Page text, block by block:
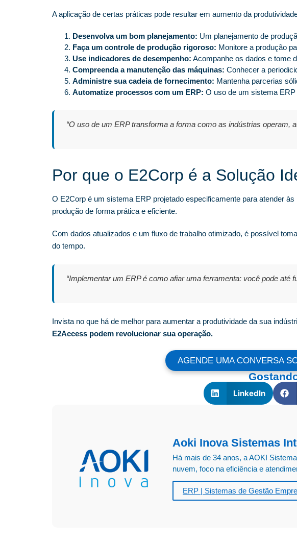
A aplicação de certas práticas pode resultar em aumento da
Desenvolva um bom planejamento: Um planejamento de
Faça um controle de produção rigoroso: Monitore a produção
Use indicadores de desempenho: Acompanhe os dados e tome
Compreenda a manutenção das máquinas: Conhecer a
Administre sua cadeia de fornecimento: Mantenha parcerias
Automatize processos com um ERP: O uso de um sistema
“O uso de um ERP transforma a forma como as indústrias operam,
Por que o E2Corp é a Solução
O E2Corp é um sistema ERP projetado especificamente para atender
produção de forma prática e eficiente.
Com dados atualizados e um fluxo de trabalho otimizado, é possível
do tempo.
“Implementar um ERP é como afiar uma ferramenta: você pode
Invista no que há de melhor para aumentar a produtividade da sua
E2Access podem revolucionar sua operação.
AGENDE UMA CONVERSA
LinkedIn
Aoki Inova Sistemas
Há mais de 34 anos, a AOKI
nuvem, foco na eficiência e
ERP | Sistemas de Gestão